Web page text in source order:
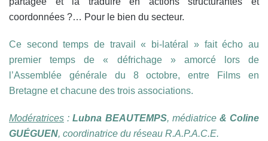
coordonnées ?… Pour le bien du secteur.
Ce second temps de travail « bi-latéral » fait écho au
premier temps de « défrichage » amorcé lors de
l’Assemblée générale du 8 octobre, entre Films en
Bretagne et chacune des trois associations.
Modératrices :Lubna BEAUTEMPS, médiatrice& Coline
GUÉGUEN, coordinatrice du réseau R.A.P.A.C.E.